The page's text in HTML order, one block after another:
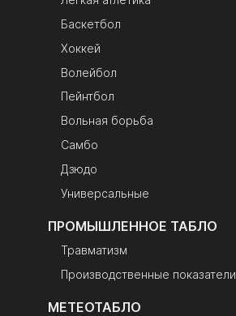
Баскетбол
Хоккей
Волейбол
Пейнтбол
Вольная борьба
Самбо
Дзюдо
Универсальные
ПРОМЫШЛЕННОЕ ТАБЛО
Травматизм
Производственные показатели
МЕТЕОТАБЛО